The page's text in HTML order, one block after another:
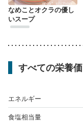
なめことオクラの優し
いスープ
すべての栄養価
エネルギー
食塩相当量